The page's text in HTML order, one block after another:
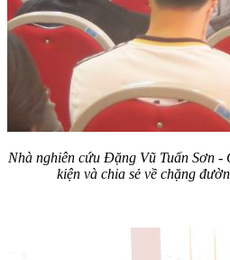
Nhà nghiên cứu Đặng Vũ Tuấn Sơn -
kiện và chia sẻ về chặng